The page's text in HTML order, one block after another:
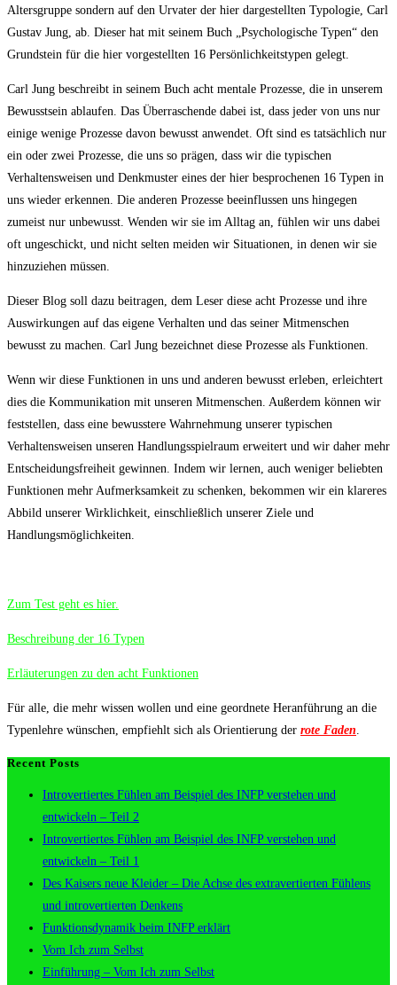
Altersgruppe sondern auf den Urvater der hier dargestellten Typologie, Carl
Gustav Jung, ab. Dieser hat mit seinem Buch „Psychologische Typen“ den
Grundstein für die hier vorgestellten 16 Persönlichkeitstypen gelegt.
Carl Jung beschreibt in seinem Buch acht mentale Prozesse, die in unserem
Bewusstsein ablaufen. Das Überraschende dabei ist, dass jeder von uns nur
einige wenige Prozesse davon bewusst anwendet. Oft sind es tatsächlich nur
ein oder zwei Prozesse, die uns so prägen, dass wir die typischen
Verhaltensweisen und Denkmuster eines der hier besprochenen 16 Typen in
uns wieder erkennen. Die anderen Prozesse beeinflussen uns hingegen
zumeist nur unbewusst. Wenden wir sie im Alltag an, fühlen wir uns dabei
oft ungeschickt, und nicht selten meiden wir Situationen, in denen wir sie
hinzuziehen müssen.
Dieser Blog soll dazu beitragen, dem Leser diese acht Prozesse und ihre
Auswirkungen auf das eigene Verhalten und das seiner Mitmenschen
bewusst zu machen. Carl Jung bezeichnet diese Prozesse als Funktionen.
Wenn wir diese Funktionen in uns und anderen bewusst erleben, erleichtert
dies die Kommunikation mit unseren Mitmenschen. Außerdem können wir
feststellen, dass eine bewusstere Wahrnehmung unserer typischen
Verhaltensweisen unseren Handlungsspielraum erweitert und wir daher mehr
Entscheidungsfreiheit gewinnen. Indem wir lernen, auch weniger beliebten
Funktionen mehr Aufmerksamkeit zu schenken, bekommen wir ein klareres
Abbild unserer Wirklichkeit, einschließlich unserer Ziele und
Handlungsmöglichkeiten.
Zum Test geht es hier.
Beschreibung der 16 Typen
Erläuterungen zu den acht Funktionen
Für alle, die mehr wissen wollen und eine geordnete Heranführung an die
Typenlehre wünschen, empfiehlt sich als Orientierung der rote Faden.
Recent Posts
Introvertiertes Fühlen am Beispiel des INFP verstehen und
entwickeln – Teil 2
Introvertiertes Fühlen am Beispiel des INFP verstehen und
entwickeln – Teil 1
Des Kaisers neue Kleider – Die Achse des extravertierten Fühlens
und introvertierten Denkens
Funktionsdynamik beim INFP erklärt
Vom Ich zum Selbst
Einführung – Vom Ich zum Selbst